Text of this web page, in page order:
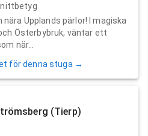
Upplands pärlor! I magiska
Österbybruk, väntar ett
när...
för denna stuga →
(Tierp)